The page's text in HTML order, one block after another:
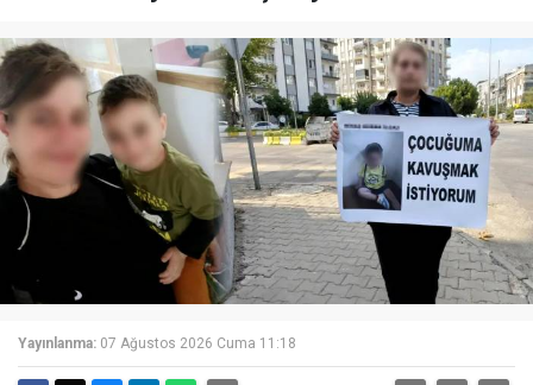
Yayınlanma: 07 Ağustos 2026 Cuma 11:18